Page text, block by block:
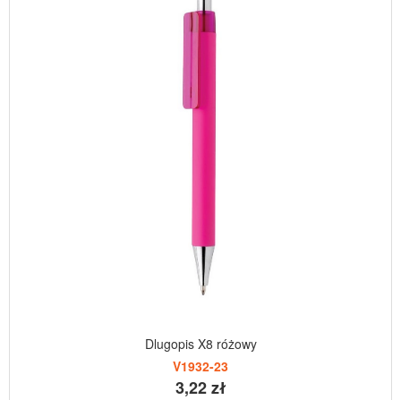
Dlugopis X8 różowy
V1932-23
3,22 zł